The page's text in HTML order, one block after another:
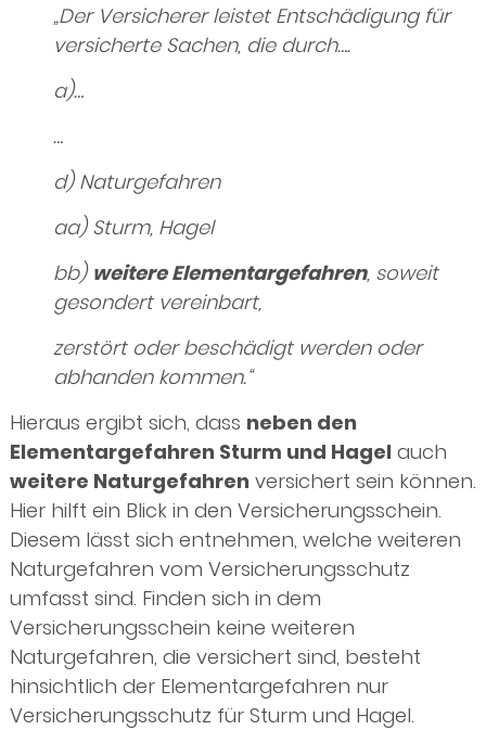
„Der Versicherer leistet Entschädigung für
versicherte Sachen, die durch….
a)…
…
d) Naturgefahren
aa) Sturm, Hagel
bb) weitere Elementargefahren, soweit
gesondert vereinbart,
zerstört oder beschädigt werden oder
abhanden kommen.“
Hieraus ergibt sich, dass neben den
Elementargefahren Sturm und Hagel auch
weitere Naturgefahren versichert sein können.
Hier hilft ein Blick in den Versicherungsschein.
Diesem lässt sich entnehmen, welche weiteren
Naturgefahren vom Versicherungsschutz
umfasst sind. Finden sich in dem
Versicherungsschein keine weiteren
Naturgefahren, die versichert sind, besteht
hinsichtlich der Elementargefahren nur
Versicherungsschutz für Sturm und Hagel.